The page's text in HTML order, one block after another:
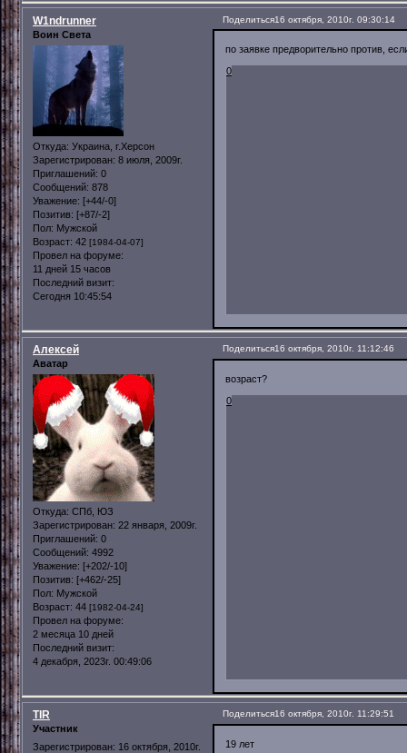
Поделиться16 октября, 2010г. 09:30:14
W1ndrunner
Воин Света
Откуда: Украина, г.Херсон
Зарегистрирован: 8 июля, 2009г.
Приглашений: 0
Сообщений: 878
Уважение: [+44/-0]
Позитив: [+87/-2]
Пол: Мужской
Возраст: 42 [1984-04-07]
Провел на форуме:
11 дней 15 часов
Последний визит:
Сегодня 10:45:54
по заявке предворительно против,
0
Поделиться16 октября, 2010г. 11:12:46
Алексей
Аватар
Откуда: СПб, ЮЗ
Зарегистрирован: 22 января, 2009г.
Приглашений: 0
Сообщений: 4992
Уважение: [+202/-10]
Позитив: [+462/-25]
Пол: Мужской
Возраст: 44 [1982-04-24]
Провел на форуме:
2 месяца 10 дней
Последний визит:
4 декабря, 2023г. 00:49:06
возраст?
0
Поделиться16 октября, 2010г. 11:29:51
TIR
Участник
Зарегистрирован: 16 октября, 2010г.
19 лет